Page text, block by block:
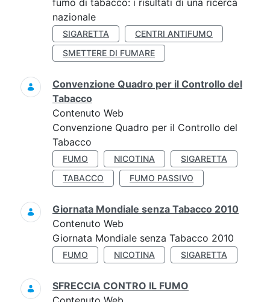
fumo di tabacco: i risultati di una ricerca
nazionale
SIGARETTA
CENTRI ANTIFUMO
SMETTERE DI FUMARE
Convenzione Quadro per il Controllo del
Tabacco
Contenuto Web
Convenzione Quadro per il Controllo del
Tabacco
FUMO NICOTINA
SIGARETTA
TABACCO
FUMO PASSIVO
Giornata Mondiale senza Tabacco 2010
Contenuto Web
Giornata Mondiale senza Tabacco 2010
FUMO NICOTINA SIGARETTA
SFRECCIA CONTRO IL FUMO